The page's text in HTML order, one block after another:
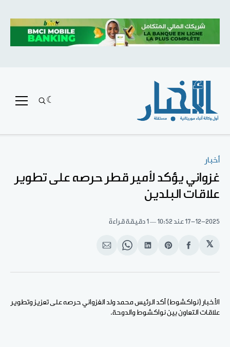
أخبار
غزواني يؤكد لأمير قطر حرصه على تطوير
علاقات البلدين
17-12-2025 عند 10:52 1 دقيقة قراءة
𝕏
انشر
الفيسبوك
Share
Pinterest
انشر
لينكد
Share
WhatsApp
انشر
الإيميل
الأخبار (نواكشوط) أكد الرئيس محمد ولد الغزواني حرصه على تعزيز وتطوير
علاقات التعاون بين نواكشوط والدوحة.